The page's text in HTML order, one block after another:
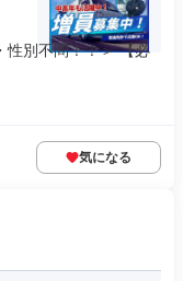
性別不問！！＞ 【必
気になる